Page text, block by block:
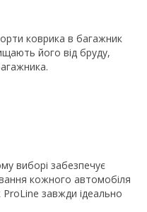
коврика в багажник
його від бруду,
виборі забезпечує
кожного автомобіля
ProLine завжди ідеально